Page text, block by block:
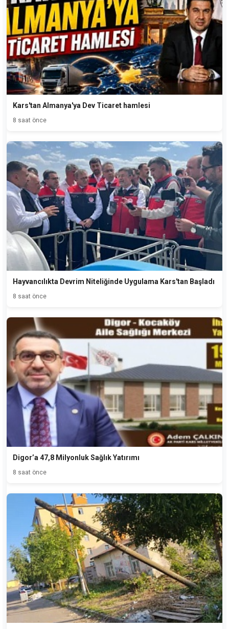
Kars'tan Almanya'ya Dev Ticaret hamlesi
8 saat önce
Hayvancılıkta Devrim Niteliğinde Uygulama Kars'tan Başladı
8 saat önce
Digor’a 47,8 Milyonluk Sağlık Yatırımı
8 saat önce